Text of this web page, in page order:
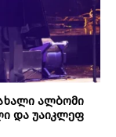
ალბომი
და უაიკლეფ